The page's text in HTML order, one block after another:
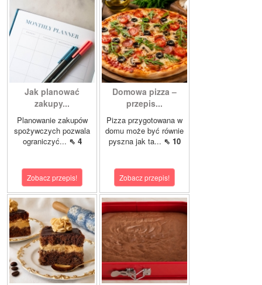
Jak planować
zakupy...
Planowanie zakupów
spożywczych pozwala
ograniczyć... ⇖ 4
Zobacz przepis!
Domowa pizza –
przepis...
Pizza przygotowana w
domu może być równie
pyszna jak ta... ⇖ 10
Zobacz przepis!